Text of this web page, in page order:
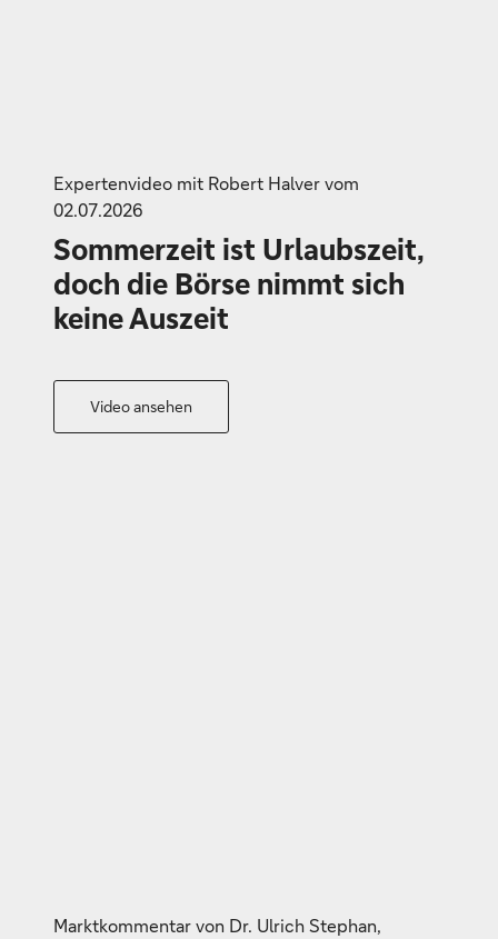
Expertenvideo mit Robert Halver vom
02.07.2026
Sommerzeit ist Urlaubszeit,
doch die Börse nimmt sich
keine Auszeit
Video ansehen
Marktkommentar von Dr. Ulrich Stephan,